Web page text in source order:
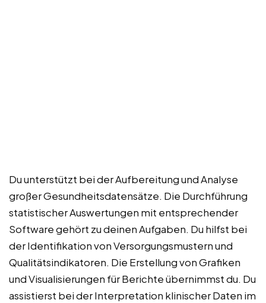
Du unterstützt bei der Aufbereitung und Analyse
großer Gesundheitsdatensätze. Die Durchführung
statistischer Auswertungen mit entsprechender
Software gehört zu deinen Aufgaben. Du hilfst bei
der Identifikation von Versorgungsmustern und
Qualitätsindikatoren. Die Erstellung von Grafiken
und Visualisierungen für Berichte übernimmst du. Du
assistierst bei der Interpretation klinischer Daten im